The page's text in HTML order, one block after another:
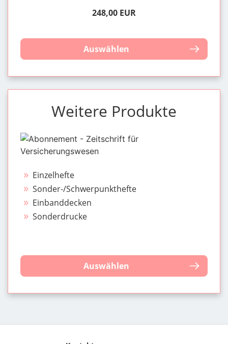
248,00 EUR
Auswählen
Weitere Produkte
Einzelhefte
Sonder-/Schwerpunkthefte
Einbanddecken
Sonderdrucke
Auswählen